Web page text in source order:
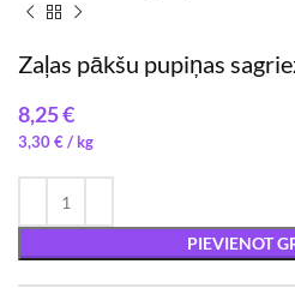
Zaļas pākšu pupiņas
€
3,30€/
PIEVIENOT